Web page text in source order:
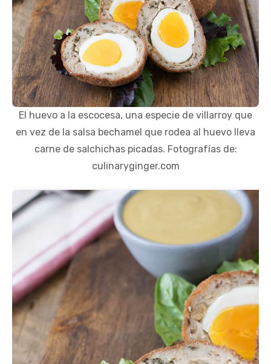
El huevo a la escocesa, una especie de villarroy que
en vez de la salsa bechamel que rodea al huevo lleva
carne de salchichas picadas. Fotografías de:
culinaryginger.com